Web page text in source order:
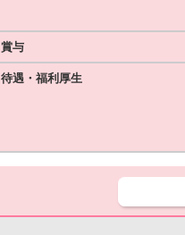
賞与
待遇・福利厚生